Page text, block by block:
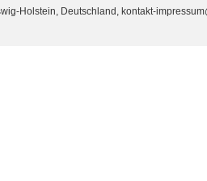
Holstein, Deutschland, kontakt-